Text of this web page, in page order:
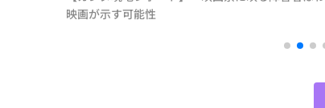
映画が示す可能性